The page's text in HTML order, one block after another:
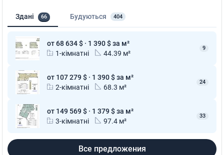
Здані 66 Будуються 404
от 68 634 $ · 1 390 $ за м²
1-кімнатні
44.39 м²
9
от 107 279 $ · 1 390 $ за м²
2-кімнатні
68.3 м²
24
от 149 569 $ · 1 379 $ за м²
3-кімнатні
97.4 м²
33
Все предложения